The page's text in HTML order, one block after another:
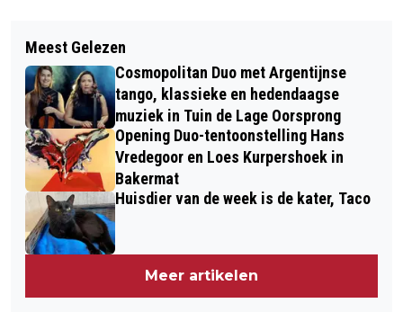
Meest Gelezen
Cosmopolitan Duo met Argentijnse
tango, klassieke en hedendaagse
muziek in Tuin de Lage Oorsprong
Opening Duo-tentoonstelling Hans
Vredegoor en Loes Kurpershoek in
Bakermat
Huisdier van de week is de kater, Taco
Meer artikelen